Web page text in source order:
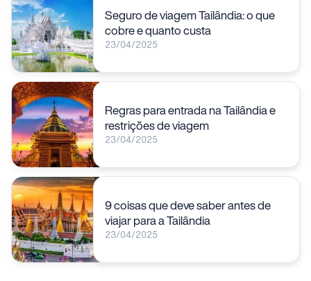
Seguro de viagem Tailândia: o que
cobre e quanto custa
23/04/2025
Regras para entrada na Tailândia e
restrições de viagem
23/04/2025
9 coisas que deve saber antes de
viajar para a Tailândia
23/04/2025